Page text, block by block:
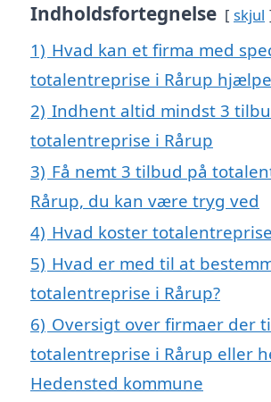
Indholdsfortegnelse skjul
1) Hvad kan et firma med
totalentreprise i Rårup
2) Indhent altid mindst 3
totalentreprise i Rårup
3) Få nemt 3 tilbud på
Rårup, du kan være tryg ved
4) Hvad koster
5) Hvad er med til at
totalentreprise i Rårup?
6) Oversigt over firmaer der
totalentreprise i Rårup eller
Hedensted kommune